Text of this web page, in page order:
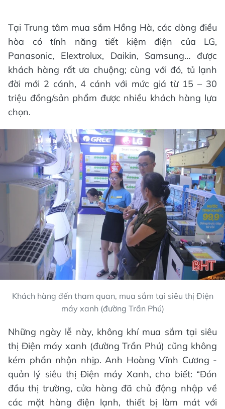
Tại Trung tâm mua sắm Hồng Hà, các dòng điều
hòa có tính năng tiết kiệm điện của LG,
Panasonic, Elextrolux, Daikin, Samsung… được
khách hàng rất ưa chuộng; cùng với đó, tủ lạnh
đời mới 2 cánh, 4 cánh với mức giá từ 15 – 30
triệu đồng/sản phẩm được nhiều khách hàng lựa
chọn.
Khách hàng đến tham quan, mua sắm tại siêu thị Điện
máy xanh (đường Trần Phú)
Những ngày lễ này, không khí mua sắm tại siêu
thị Điện máy xanh (đường Trần Phú) cũng không
kém phần nhộn nhịp. Anh Hoàng Vĩnh Cương -
quản lý siêu thị Điện máy Xanh, cho biết: “Đón
đầu thị trường, cửa hàng đã chủ động nhập về
các mặt hàng điện lạnh, thiết bị làm mát với